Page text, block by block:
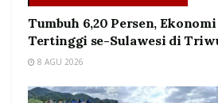
Tumbuh 6,20 Persen,
Tertinggi se-Sulawesi di
8 AGU 2026